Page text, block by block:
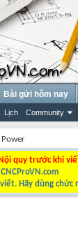
Lịch Community
Bài gửi hôm nay
Power
quy trước khi
Hãy dùng chức